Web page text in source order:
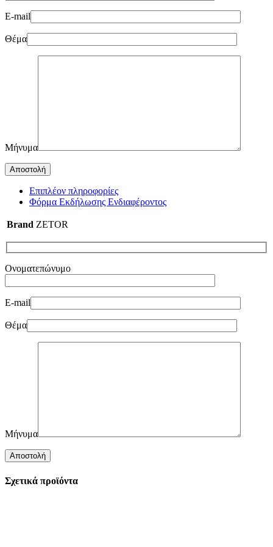
E-mail
Θέμα
Μήνυμα
Επιπλέον πληροφορίες
Φόρμα Εκδήλωσης Ενδιαφέροντος
Brand ZETOR
Ονοματεπώνυμο
E-mail
Θέμα
Μήνυμα
Σχετικά προϊόντα